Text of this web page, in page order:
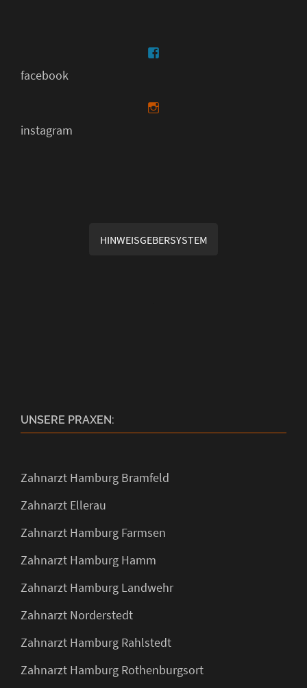
facebook
instagram
HINWEISGEBERSYSTEM
UNSERE PRAXEN:
Zahnarzt Hamburg Bramfeld
Zahnarzt Ellerau
Zahnarzt Hamburg Farmsen
Zahnarzt Hamburg Hamm
Zahnarzt Hamburg Landwehr
Zahnarzt Norderstedt
Zahnarzt Hamburg Rahlstedt
Zahnarzt Hamburg Rothenburgsort